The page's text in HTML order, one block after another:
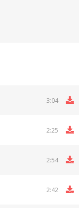
3:04
2:25
2:54
2:42